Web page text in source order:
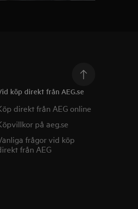
köp direkt från AEG.se
direkt från AEG online
på aeg.se
frågor vid köp
från AEG